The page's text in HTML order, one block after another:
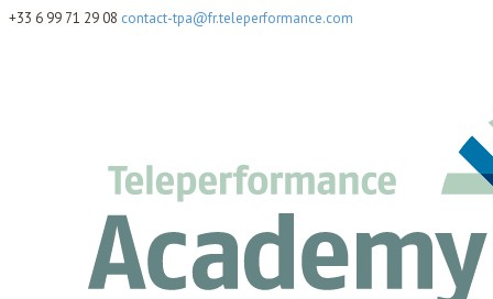
+33 6 99 71 29 08 contact-tpa@fr.teleperformance.com